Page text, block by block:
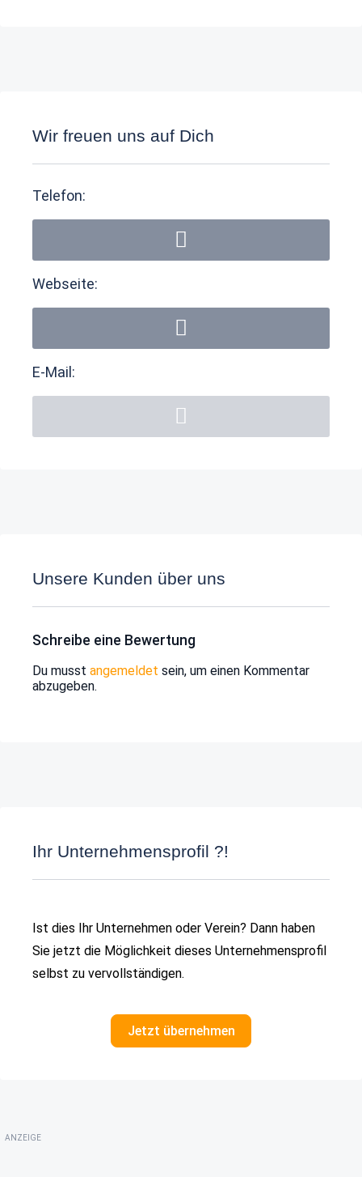
Wir freuen uns auf Dich
Telefon:
Webseite:
E-Mail:
Unsere Kunden über uns
Schreibe eine Bewertung
Du musst angemeldet sein, um einen Kommentar
abzugeben.
Ihr Unternehmensprofil ?!
Ist dies Ihr Unternehmen oder Verein? Dann haben
Sie jetzt die Möglichkeit dieses Unternehmensprofil
selbst zu vervollständigen.
Jetzt übernehmen
ANZEIGE